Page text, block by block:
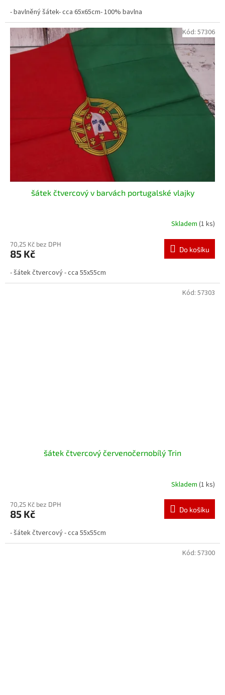
- bavlněný šátek- cca 65x65cm- 100% bavlna
šátek čtvercový v barvách portugalské vlajky
Skladem (1 ks)
70,25 Kč bez DPH
85 Kč Do košíku
- šátek čtvercový - cca 55x55cm
Kód: 57306
šátek čtvercový červenočernobílý Trin
Skladem (1 ks)
70,25 Kč bez DPH
85 Kč Do košíku
- šátek čtvercový - cca 55x55cm
Kód: 57303
Kód: 57300